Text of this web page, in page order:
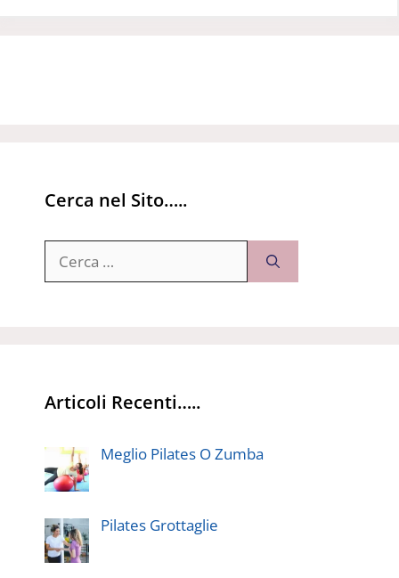
Cerca nel Sito…..
per:
Articoli Recenti…..
Meglio Pilates O Zumba
Pilates Grottaglie